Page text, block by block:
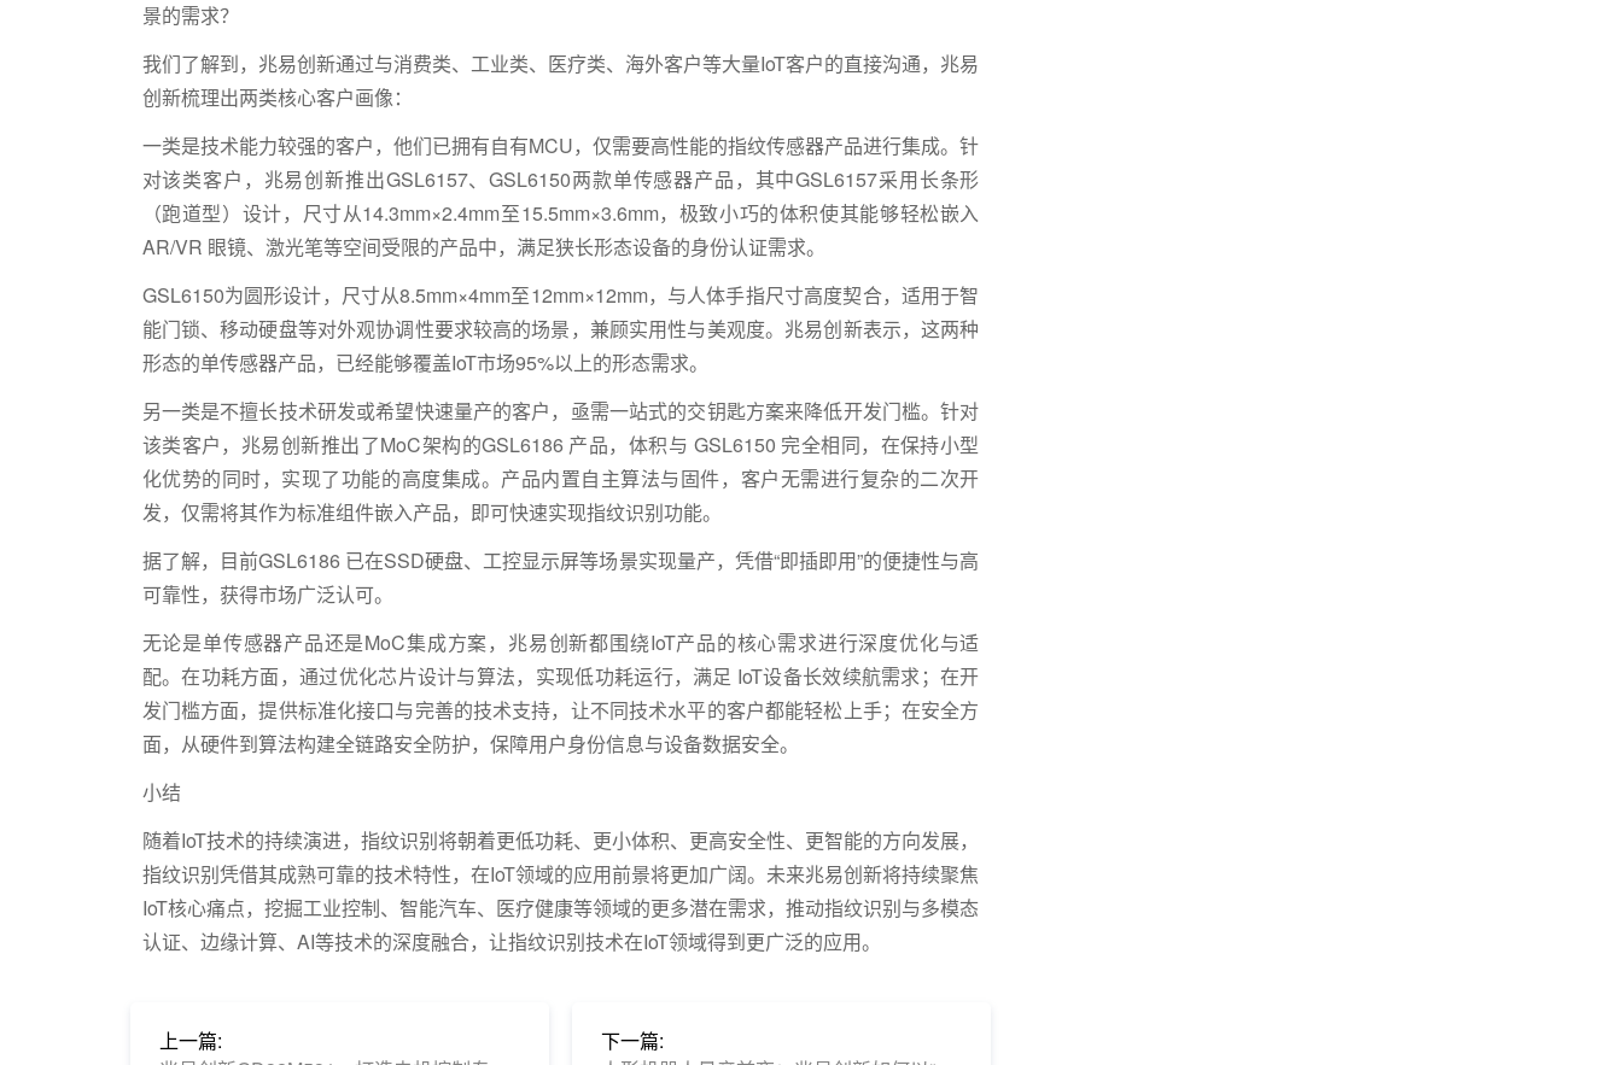
景的需求？
我们了解到，兆易创新通过与消费类、工业类、医疗类、海外客户等大量IoT客户的直接沟通，兆易
创新梳理出两类核心客户画像：
一类是技术能力较强的客户，他们已拥有自有MCU，仅需要高性能的指纹传感器产品进行集成。针
对该类客户，兆易创新推出GSL6157、GSL6150两款单传感器产品，其中GSL6157采用长条形
（跑道型）设计，尺寸从14.3mm×2.4mm至15.5mm×3.6mm，极致小巧的体积使其能够轻松嵌入
AR/VR 眼镜、激光笔等空间受限的产品中，满足狭长形态设备的身份认证需求。
GSL6150为圆形设计，尺寸从8.5mm×4mm至12mm×12mm，与人体手指尺寸高度契合，适用于智
能门锁、移动硬盘等对外观协调性要求较高的场景，兼顾实用性与美观度。兆易创新表示，这两种
形态的单传感器产品，已经能够覆盖IoT市场95%以上的形态需求。
另一类是不擅长技术研发或希望快速量产的客户，亟需一站式的交钥匙方案来降低开发门槛。针对
该类客户，兆易创新推出了MoC架构的GSL6186 产品，体积与 GSL6150 完全相同，在保持小型
化优势的同时，实现了功能的高度集成。产品内置自主算法与固件，客户无需进行复杂的二次开
发，仅需将其作为标准组件嵌入产品，即可快速实现指纹识别功能。
据了解，目前GSL6186 已在SSD硬盘、工控显示屏等场景实现量产，凭借“即插即用”的便捷性与高
可靠性，获得市场广泛认可。
无论是单传感器产品还是MoC集成方案，兆易创新都围绕IoT产品的核心需求进行深度优化与适
配。在功耗方面，通过优化芯片设计与算法，实现低功耗运行，满足 IoT设备长效续航需求；在开
发门槛方面，提供标准化接口与完善的技术支持，让不同技术水平的客户都能轻松上手；在安全方
面，从硬件到算法构建全链路安全防护，保障用户身份信息与设备数据安全。
小结
随着IoT技术的持续演进，指纹识别将朝着更低功耗、更小体积、更高安全性、更智能的方向发展，
指纹识别凭借其成熟可靠的技术特性，在IoT领域的应用前景将更加广阔。未来兆易创新将持续聚焦
IoT核心痛点，挖掘工业控制、智能汽车、医疗健康等领域的更多潜在需求，推动指纹识别与多模态
认证、边缘计算、AI等技术的深度融合，让指纹识别技术在IoT领域得到更广泛的应用。
上一篇:
下一篇: